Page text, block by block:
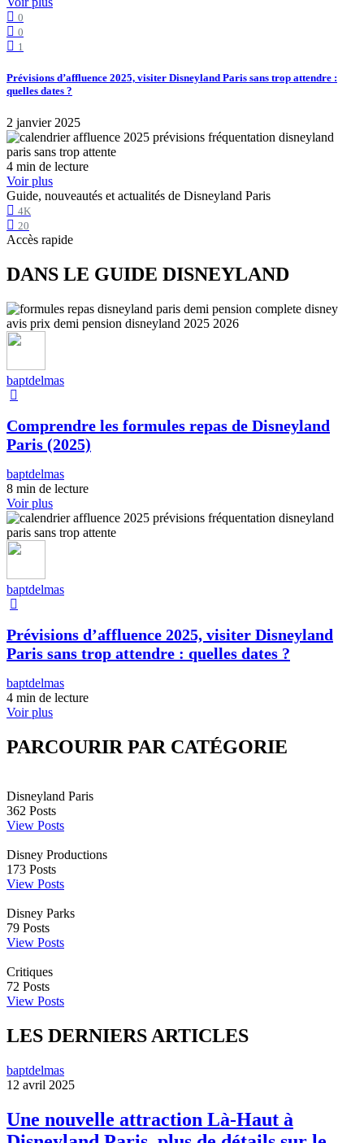
0
0
1
Prévisions d’affluence 2025, visiter Disneyland Paris sans trop attendre :
quelles dates ?
2 janvier 2025
4 min de lecture
Voir plus
Guide, nouveautés et actualités de Disneyland Paris
4K
20
Accès rapide
DANS LE GUIDE DISNEYLAND
baptdelmas
Comprendre les formules repas de Disneyland
Paris (2025)
baptdelmas
8 min de lecture
Voir plus
baptdelmas
Prévisions d’affluence 2025, visiter Disneyland
Paris sans trop attendre : quelles dates ?
baptdelmas
4 min de lecture
Voir plus
PARCOURIR PAR CATÉGORIE
Disneyland Paris
362 Posts
View Posts
Disney Productions
173 Posts
View Posts
Disney Parks
79 Posts
View Posts
Critiques
72 Posts
View Posts
LES DERNIERS ARTICLES
baptdelmas
12 avril 2025
Une nouvelle attraction Là-Haut à